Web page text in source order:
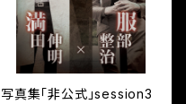
写真集｢非公式｣session3